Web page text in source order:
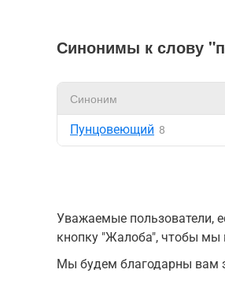
Синонимы к слову
Синоним
Пунцовеющий 8
Уважаемые пользователи,
кнопку "Жалоба", чтобы мы
Мы будем благодарны вам